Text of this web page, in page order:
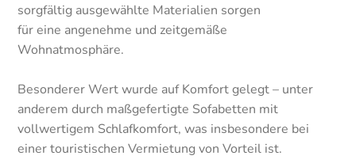
sorgfältig ausgewählte Materialien sorgen
für eine angenehme und zeitgemäße
Wohnatmosphäre.
Besonderer Wert wurde auf Komfort gelegt – unter
anderem durch maßgefertigte Sofabetten mit
vollwertigem Schlafkomfort, was insbesondere bei
einer touristischen Vermietung von Vorteil ist.